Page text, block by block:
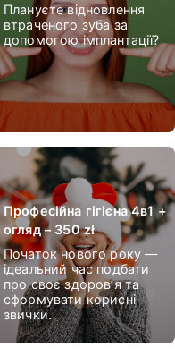
Плануєте відновлення
втраченого зуба за
допомогою імплантації?
Професійна гігієна 4в1 +
огляд – 350 zł
Початок нового року —
ідеальний час подбати
про своє здоров’я та
сформувати корисні
звички.